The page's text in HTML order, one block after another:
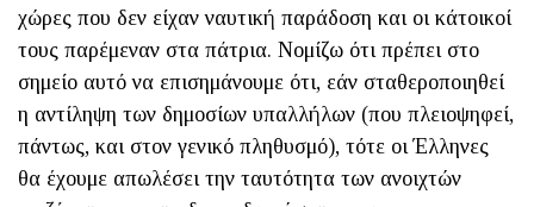
χώρες που δεν είχαν ναυτική παράδοση και οι κάτοικοί
τους παρέμεναν στα πάτρια. Νομίζω ότι πρέπει στο
σημείο αυτό να επισημάνουμε ότι, εάν σταθεροποιηθεί
η αντίληψη των δημοσίων υπαλλήλων (που πλειοψηφεί,
πάντως, και στον γενικό πληθυσμό), τότε οι Έλληνες
θα έχουμε απωλέσει την ταυτότητα των ανοιχτών